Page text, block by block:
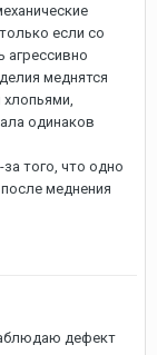
если со
агрессивно
меднятся
хлопьями,
одинаков
того, что одно
меднения
дефект